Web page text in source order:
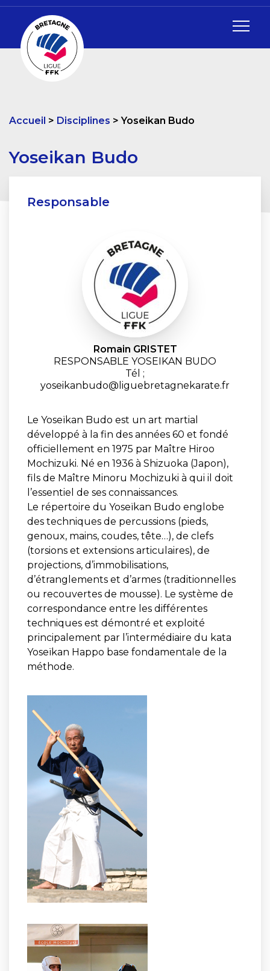
Accueil Disciplines Yoseikan Budo
Yoseikan Budo
Responsable
Romain GRISTET
RESPONSABLE YOSEIKAN BUDO
Tél ;
yoseikanbudo@liguebretagnekarate.fr
Le Yoseïkan Budo est un art martial
développé à la fin des années 60 et fondé
officiellement en 1975 par Maître Hiroo
Mochizuki. Né en 1936 à Shizuoka (Japon),
fils de Maître Minoru Mochizuki à qui il doit
l’essentiel de ses connaissances.
Le répertoire du Yoseïkan Budo englobe
des techniques de percussions (pieds,
genoux, mains, coudes, tête…), de clefs
(torsions et extensions articulaires), de
projections, d’immobilisations,
d’étranglements et d’armes (traditionnelles
ou recouvertes de mousse). Le système de
correspondance entre les différentes
techniques est démontré et exploité
principalement par l’intermédiaire du kata
Yoseïkan Happo base fondamentale de la
méthode.